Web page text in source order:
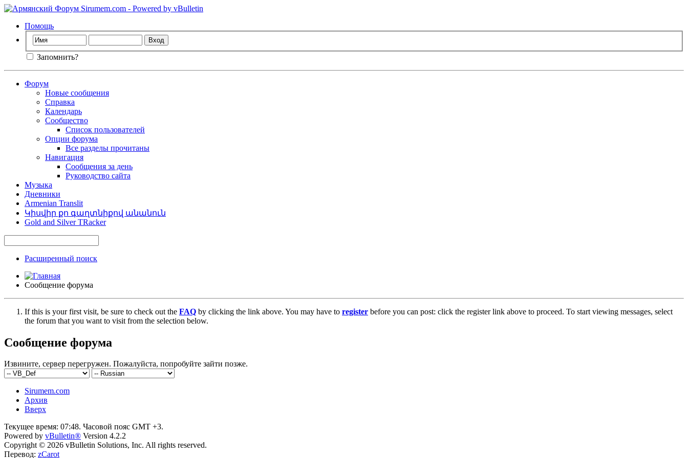
Помощь
Запомнить?
Форум
Новые сообщения
Справка
Календарь
Сообщество
Список пользователей
Опции форума
Все разделы прочитаны
Навигация
Сообщения за день
Руководство сайта
Музыка
Дневники
Armenian Translit
Կիսվիր քո գաղտնիքով անանուն
Gold and Silver TRacker
Расширенный поиск
Сообщение форума
If this is your first visit, be sure to check out the FAQ by clicking the link above. You may have to register before you can post: click the register link above to proceed. To start viewing messages, select
the forum that you want to visit from the selection below.
Сообщение форума
Извините, сервер перегружен. Пожалуйста, попробуйте зайти позже.
Sirumem.com
Архив
Вверх
Текущее время: 07:48. Часовой пояс GMT +3.
Powered by vBulletin® Version 4.2.2
Copyright © 2026 vBulletin Solutions, Inc. All rights reserved.
Перевод: zCarot